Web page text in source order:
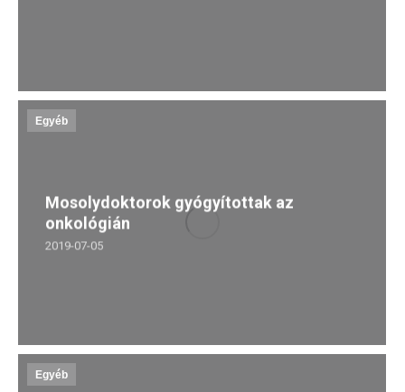
Egyéb
Mosolydoktorok gyógyítottak az
onkológián
2019-07-05
Egyéb